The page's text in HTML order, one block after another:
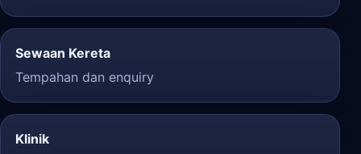
Sewaan Kereta
Tempahan dan enquiry
Klinik